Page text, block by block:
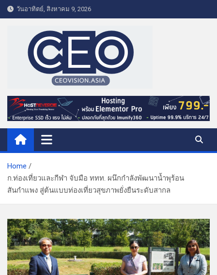
k
e
t
วันอาทิตย์, สิงหาคม 9, 2026
CEO VISION.ASIA
Business & Lifestyle
Home
ก.ท่องเที่ยวและกีฬา จับมือ ททท. ผนึกกำลังพัฒนาน้ำพุร้อน
สันกำแพง สู่ต้นแบบท่องเที่ยวสุขภาพยั่งยืนระดับสากล